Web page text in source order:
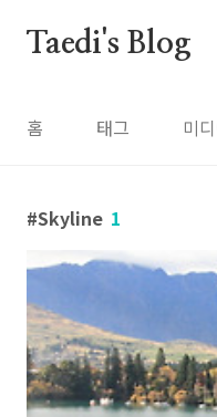
Taedi's Blog
홈 태그 미
Skyline 1